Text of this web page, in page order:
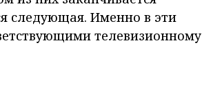
следующая. Именно в эти
телевизионному